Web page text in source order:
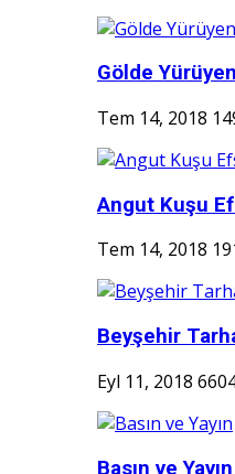
Gölde
Tem 14, 2018
Angut Kuşu
Tem 14, 2018
Beyşehir
Eyl 11, 2018
Basın ve Yayın